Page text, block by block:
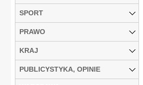
SPORT
PRAWO
KRAJ
PUBLICYSTYKA, OPINIE